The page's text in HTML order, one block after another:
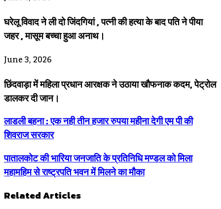
घरेलू विवाद ने ली दो जिंदगियां , पत्नी की हत्या के बाद पति ने पीया
जहर , मासूम बच्चा हुआ अनाथ।
June 3, 2026
छिंदवाड़ा में महिला प्रधान आरक्षक ने उठाया खौफनाक कदम, पेट्रोल
डालकर दी जान।
लाडली बहना : एक नही तीन हजार रुपया महीना देगी एम पी की
शिवराज सरकार
पातालकोट की भारिया जनजाति के प्रतिनिधि मण्डल को मिला
महामहिम से राष्ट्रपति भवन में मिलने का मौका
Related Articles